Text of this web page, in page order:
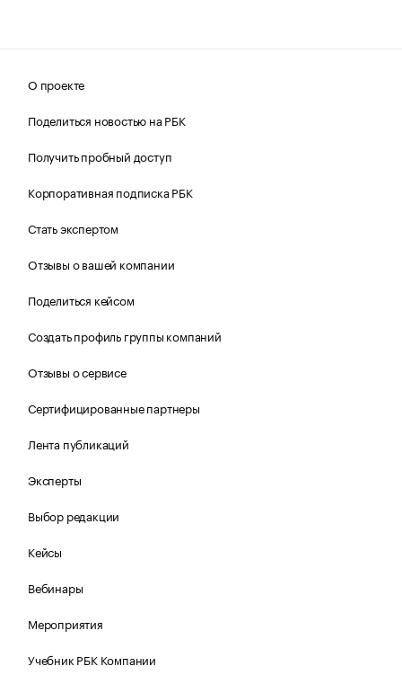
О проекте
Поделиться новостью на РБК
Получить пробный доступ
Корпоративная подписка РБК
Стать экспертом
Отзывы о вашей компании
Поделиться кейсом
Создать профиль группы компаний
Отзывы о сервисе
Сертифицированные партнеры
Лента публикаций
Эксперты
Выбор редакции
Кейсы
Вебинары
Мероприятия
Учебник РБК Компании